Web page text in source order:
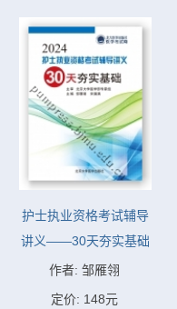
护士执业资格考试辅导
讲义——30天夯实基础
作者: 邹雁翎
定价: 148元